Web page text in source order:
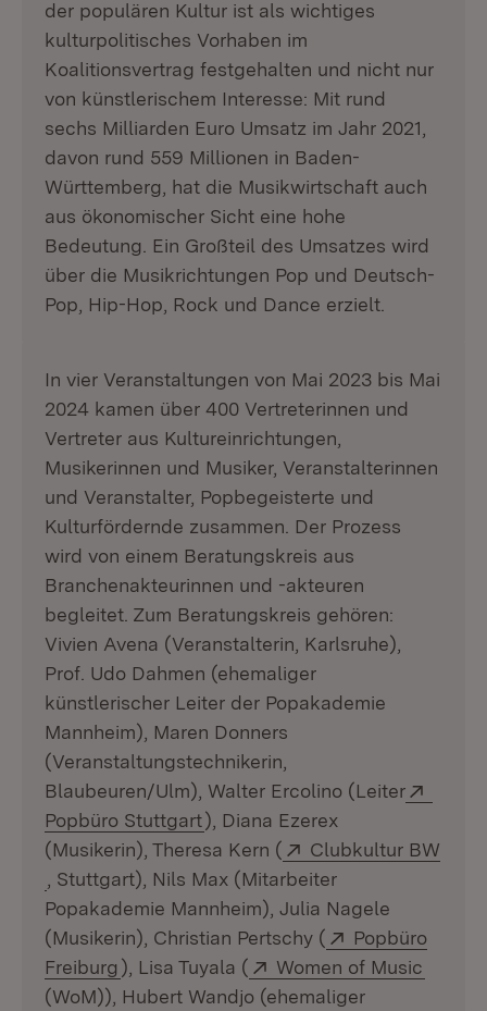
der populären Kultur ist als wichtiges
kulturpolitisches Vorhaben im
Koalitionsvertrag festgehalten und nicht nur
von künstlerischem Interesse: Mit rund
sechs Milliarden Euro Umsatz im Jahr 2021,
davon rund 559 Millionen in Baden-
Württemberg, hat die Musikwirtschaft auch
aus ökonomischer Sicht eine hohe
Bedeutung. Ein Großteil des Umsatzes wird
über die Musikrichtungen Pop und Deutsch-
Pop, Hip-Hop, Rock und Dance erzielt.
In vier Veranstaltungen von Mai 2023 bis Mai
2024 kamen über 400 Vertreterinnen und
Vertreter aus Kultureinrichtungen,
Musikerinnen und Musiker, Veranstalterinnen
und Veranstalter, Popbegeisterte und
Kulturfördernde zusammen. Der Prozess
wird von einem Beratungskreis aus
Branchenakteurinnen und -akteuren
begleitet. Zum Beratungskreis gehören:
Vivien Avena (Veranstalterin, Karlsruhe),
Prof. Udo Dahmen (ehemaliger
künstlerischer Leiter der Popakademie
Mannheim), Maren Donners
(Veranstaltungstechnikerin,
Blaubeuren/Ulm), Walter Ercolino (Leiter
Popbüro Stuttgart(Öffnet in neuem Fenster)
), Diana Ezerex
(Musikerin), Theresa Kern (
Extern:
Clubkultur BW
(Öffnet in neuem Fenster)
, Stuttgart), Nils Max (Mitarbeiter
Popakademie Mannheim), Julia Nagele
(Musikerin), Christian Pertschy (
Extern:
Popbüro
Freiburg(Öffnet in neuem Fenster)
), Lisa Tuyala ( Extern:
Women of Music
(WoM)), Hubert Wandjo (ehemaliger